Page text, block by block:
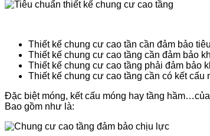
Thiết kế chung cư cao tần cần đảm bảo
Thiết kế chung cư cao tầng cần đảm bảo
Thiết kế chung cư cao tầng phải đảm bảo
Thiết kế chung cư cao tầng cần có kết cấu
Đặc biệt móng, kết cấu móng hay tầng
Bao gồm như là: